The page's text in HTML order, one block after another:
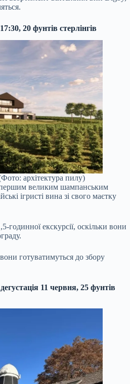
20 фунтів стерлінгів
архітектура пилу)
великим шампанським
ігристі вина зі свого маєтку
годинної екскурсії, оскільки вони
готуватимуться до збору
11 червня, 25 фунтів